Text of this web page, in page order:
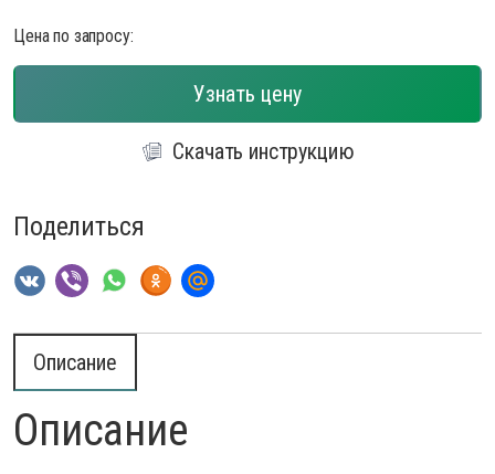
Цена по запросу:
Узнать цену
Скачать инструкцию
Поделиться
Описание
Описание